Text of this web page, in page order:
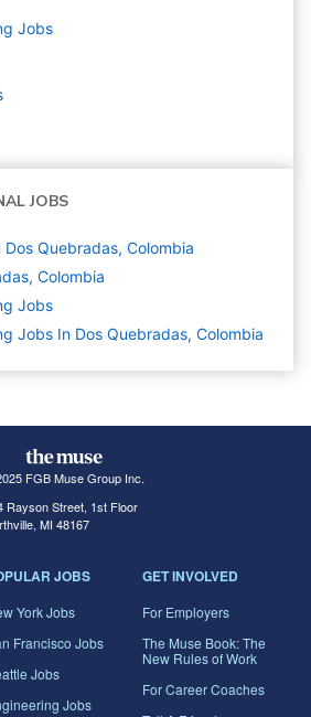
Jobs
JOBS
Dos Quebradas, Colombia
Colombia
Jobs
Jobs In Dos Quebradas, Colombia
FGB Muse Group Inc.
Rayson Street, 1st Floor
MI 48167
JOBS
York Jobs
Francisco Jobs
Jobs
Jobs
GET INVOLVED
For Employers
The Muse Book: The
New Rules of Work
For Career Coaches